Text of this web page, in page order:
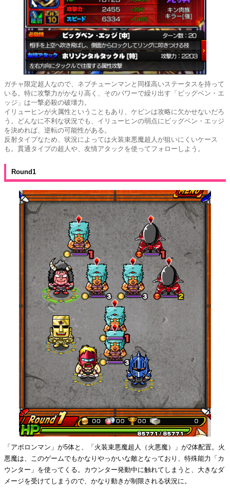
ガチャ限定超人なので、ネプチューンマンと同様高いステータスを持って
いる。特に攻撃力がかなり高く、そのパワーで繰り出す「ビッグベン・エ
ッジ」は一撃必殺の破壊力。
イリューヒンが火属性ということもあり、ケビンは攻略に欠かせないだろ
う。どんなに不利な状況でも、イリューヒンの弱点にビッグベン・エッジ
を決めれば、逆転の可能性がある。
反射タイプなため、状況によっては火装束悪魔超人が狙いにくいケース
も。貫通タイプの超人や、友情アタックを使ってフォローしよう。
Round1
「アポロンマン」が5体と、「火装束悪魔超人（火悪魔）」が2体配置。火
悪魔は、このゲームでもかなりやっかいな敵となっており、特殊能力「カ
ウンター」を使ってくる。カウンター発動中に触れてしまうと、大きなダ
メージを受けてしまうので、かなり動きが制限される状況に。